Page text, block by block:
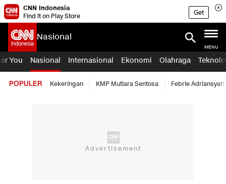
CNN Indonesia
Find it on Play Store
Get
Nasional
MENU
You Nasional Internasional Ekonomi Olahraga
POPULER Kekeringan KMP Mutiara Sentosa Febrie Adriansyah